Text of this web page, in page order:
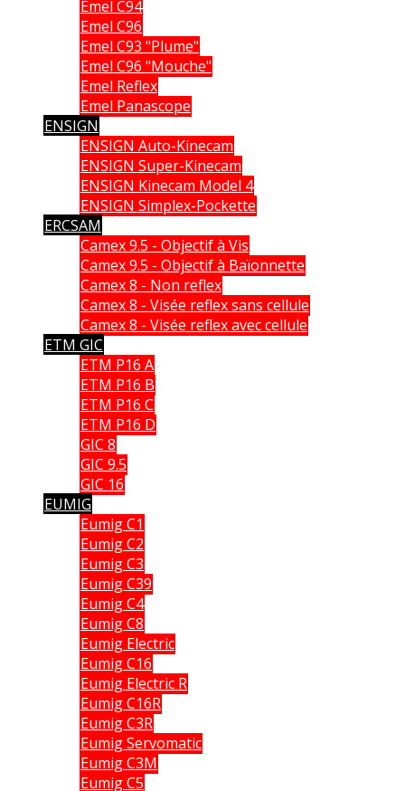
Emel C94
Emel C96
Emel C93 "Plume"
Emel C96 "Mouche"
Emel Reflex
Emel Panascope
ENSIGN
ENSIGN Auto-Kinecam
ENSIGN Super-Kinecam
ENSIGN Kinecam Model 4
ENSIGN Simplex-Pockette
ERCSAM
Camex 9.5 - Objectif à Vis
Camex 9.5 - Objectif à Baïonnette
Camex 8 - Non reflex
Camex 8 - Visée reflex sans cellule
Camex 8 - Visée reflex avec cellule
ETM GIC
ETM P16 A
ETM P16 B
ETM P16 C
ETM P16 D
GIC 8
GIC 9.5
GIC 16
EUMIG
Eumig C1
Eumig C2
Eumig C3
Eumig C39
Eumig C4
Eumig C8
Eumig Electric
Eumig C16
Eumig Electric R
Eumig C16R
Eumig C3R
Eumig Servomatic
Eumig C3M
Eumig C5